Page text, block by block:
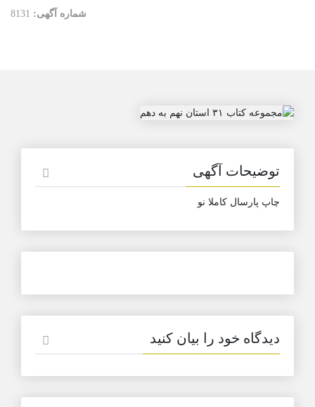
شماره آگهی: 8131
توضیحات آگهی
چاپ پارسال کاملا نو
دیدگاه خود را بیان کنید